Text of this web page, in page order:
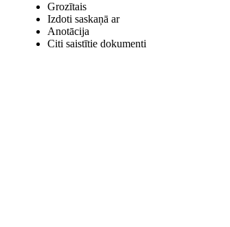
Grozītais
Izdoti saskaņā ar
Anotācija
Citi saistītie dokumenti